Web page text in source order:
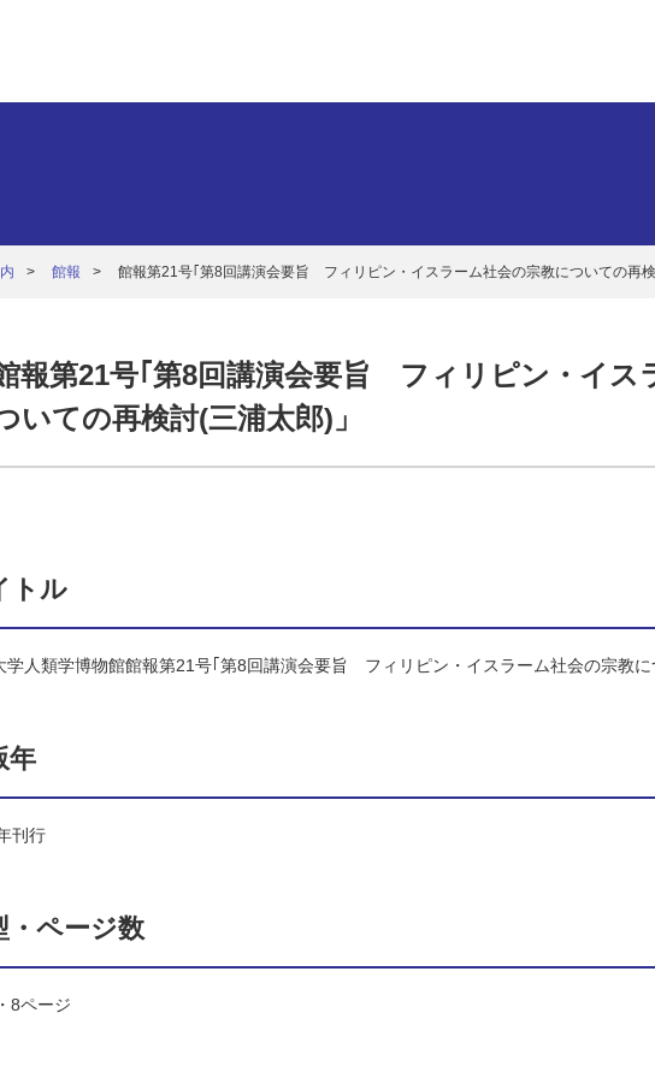
館報 館報第21号｢第8回講演会要旨 フィリピン・イスラーム社会の宗教についての再検
報第21号｢第8回講演会要旨 フィリピン・イス
いての再検討(三浦太郎)」
トル
学人類学博物館館報第21号｢第8回講演会要旨 フィリピン・イスラーム社会の宗教に
年
刊行
・ページ数
8ページ